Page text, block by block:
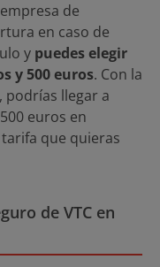
de
en caso de
y puedes elegir
y 500 euros. Con la
podrías llegar a
euros en
tarifa que quieras
de VTC en